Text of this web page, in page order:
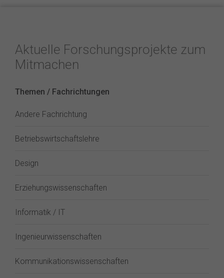
Aktuelle Forschungsprojekte zum
Mitmachen
Themen / Fachrichtungen
Andere Fachrichtung
Betriebswirtschaftslehre
Design
Erziehungswissenschaften
Informatik / IT
Ingenieurwissenschaften
Kommunikationswissenschaften